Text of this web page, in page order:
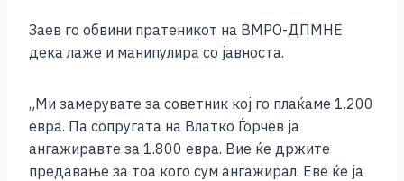
Заев го обвини пратеникот на ВМРО-ДПМНЕ
дека лаже и манипулира со јавноста.
„Ми замерувате за советник кој го плаќаме 1.200
евра. Па сопругата на Влатко Ѓорчев ја
ангажиравте за 1.800 евра. Вие ќе држите
предавање за тоа кого сум ангажирал. Еве ќе ја